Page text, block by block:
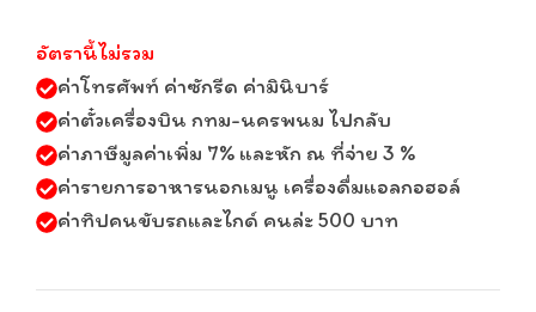
อัตรานี้ไม่รวม
ค่าโทรศัพท์ ค่าซักรีด ค่ามินิบาร์
ค่าตั๋วเครื่องบิน กทม-นครพนม ไปกลับ
ค่าภาษีมูลค่าเพิ่ม 7% และหัก ณ ที่จ่าย 3 %
ค่ารายการอาหารนอกเมนู เครื่องดื่มแอลกอฮอล์
ค่าทิปคนขับรถและไกด์ คนล่ะ 500 บาท